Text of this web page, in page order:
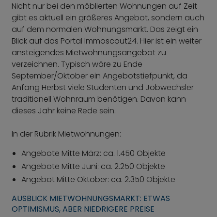
Nicht nur bei den möblierten Wohnungen auf Zeit
gibt es aktuell ein größeres Angebot, sondern auch
auf dem normalen Wohnungsmarkt. Das zeigt ein
Blick auf das Portal Immoscout24. Hier ist ein weiter
ansteigendes Mietwohnungsangebot zu
verzeichnen. Typisch wäre zu Ende
September/Oktober ein Angebotstiefpunkt, da
Anfang Herbst viele Studenten und Jobwechsler
traditionell Wohnraum benötigen. Davon kann
dieses Jahr keine Rede sein.
In der Rubrik Mietwohnungen:
Angebote Mitte März: ca. 1.450 Objekte
Angebote Mitte Juni: ca. 2.250 Objekte
Angebot Mitte Oktober: ca. 2.350 Objekte
AUSBLICK MIETWOHNUNGSMARKT: ETWAS
OPTIMISMUS, ABER NIEDRIGERE PREISE